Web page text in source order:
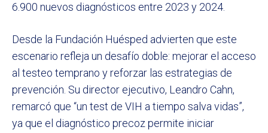
6.900 nuevos diagnósticos entre 2023 y 2024.
Desde la Fundación Huésped advierten que este
escenario refleja un desafío doble: mejorar el acceso
al testeo temprano y reforzar las estrategias de
prevención. Su director ejecutivo, Leandro Cahn,
remarcó que “un test de VIH a tiempo salva vidas”,
ya que el diagnóstico precoz permite iniciar